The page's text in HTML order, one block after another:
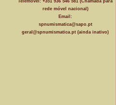
Telemóvel: +351 936 546 581 (Chamada para
rede móvel nacional)
Email:
spnumismatica@sapo.pt
geral@spnumismatica.pt (ainda inativo)